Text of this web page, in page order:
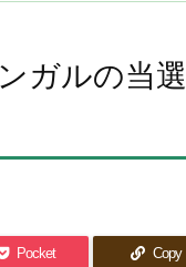
ガルの当選
Pocket Copy